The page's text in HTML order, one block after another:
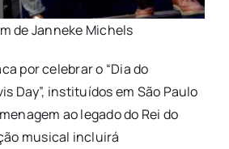
de Janneke Michels
por celebrar o “Dia do
Day”, instituídos em São Paulo
ao legado do Rei do
musical incluirá